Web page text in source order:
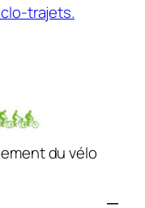
trajets.
du vélo